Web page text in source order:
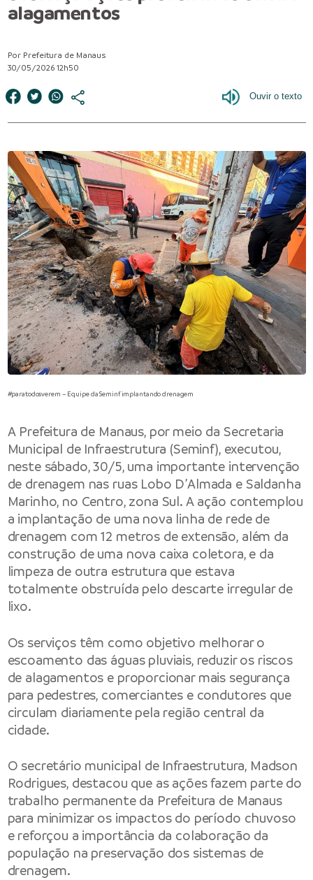
alagamentos
Por Prefeitura de Manaus
30/05/2026 12h50
#paratodosverem – Equipe da Seminf implantando drenagem
A Prefeitura de Manaus, por meio da Secretaria
Municipal de Infraestrutura (Seminf), executou,
neste sábado, 30/5, uma importante intervenção
de drenagem nas ruas Lobo D’Almada e Saldanha
Marinho, no Centro, zona Sul. A ação contemplou
a implantação de uma nova linha de rede de
drenagem com 12 metros de extensão, além da
construção de uma nova caixa coletora, e da
limpeza de outra estrutura que estava
totalmente obstruída pelo descarte irregular de
lixo.
Os serviços têm como objetivo melhorar o
escoamento das águas pluviais, reduzir os riscos
de alagamentos e proporcionar mais segurança
para pedestres, comerciantes e condutores que
circulam diariamente pela região central da
cidade.
O secretário municipal de Infraestrutura, Madson
Rodrigues, destacou que as ações fazem parte do
trabalho permanente da Prefeitura de Manaus
para minimizar os impactos do período chuvoso
e reforçou a importância da colaboração da
população na preservação dos sistemas de
drenagem.